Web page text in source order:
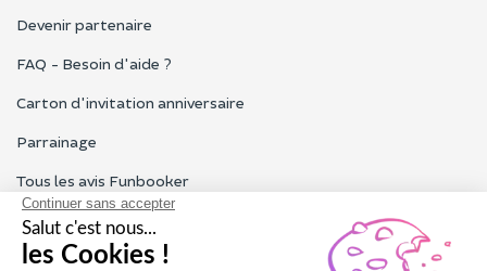
Devenir partenaire
FAQ - Besoin d'aide ?
Carton d'invitation anniversaire
Parrainage
Tous les avis Funbooker
Particuliers, entreprises, professionnels